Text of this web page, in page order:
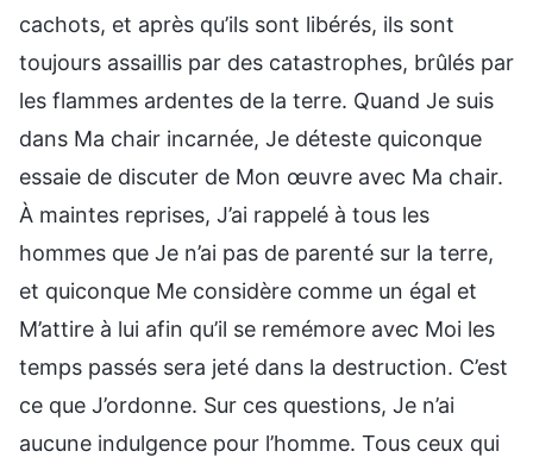
cachots, et après qu’ils sont libérés, ils sont
toujours assaillis par des catastrophes, brûlés par
les flammes ardentes de la terre. Quand Je suis
dans Ma chair incarnée, Je déteste quiconque
essaie de discuter de Mon œuvre avec Ma chair.
À maintes reprises, J’ai rappelé à tous les
hommes que Je n’ai pas de parenté sur la terre,
et quiconque Me considère comme un égal et
M’attire à lui afin qu’il se remémore avec Moi les
temps passés sera jeté dans la destruction. C’est
ce que J’ordonne. Sur ces questions, Je n’ai
aucune indulgence pour l’homme. Tous ceux qui